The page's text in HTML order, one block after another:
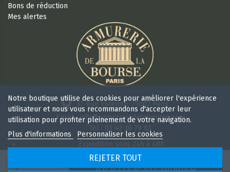
Bons de réduction
Mes alertes
37 Rue Vivienne, 75002 Paris
Email : info@armureriedelabourse.com
Retour sous 15 jours
Notre boutique utilise des cookies pour améliorer l'expérience
utilisateur et nous vous recommandons d'accepter leur
utilisation pour profiter pleinement de votre navigation.
Plus d'informations
Personnaliser les cookies
REJETER TOUT